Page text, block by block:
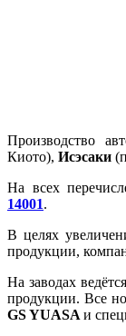
Производство
Киото), Исэсаки
На всех
14001.
В целях
продукции,
На заводах
продукции. Все
GS YUASA и